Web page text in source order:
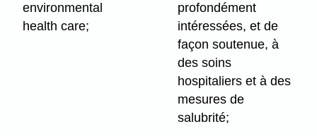
environmental
health care;
profondément
intéressées, et de
façon soutenue, à
des soins
hospitaliers et à des
mesures de
salubrité;